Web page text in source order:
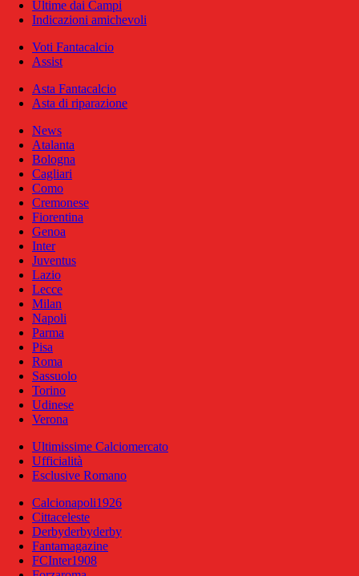
Ultime dai Campi
Indicazioni amichevoli
Voti Fantacalcio
Assist
Asta Fantacalcio
Asta di riparazione
News
Atalanta
Bologna
Cagliari
Como
Cremonese
Fiorentina
Genoa
Inter
Juventus
Lazio
Lecce
Milan
Napoli
Parma
Pisa
Roma
Sassuolo
Torino
Udinese
Verona
Ultimissime Calciomercato
Ufficialità
Esclusive Romano
Calcionapoli1926
Cittaceleste
Derbyderbyderby
Fantamagazine
FCInter1908